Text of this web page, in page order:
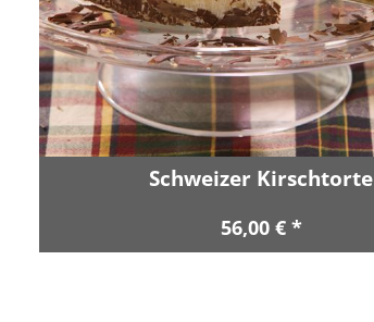
Schweizer Kirschtorte
56,00 € *